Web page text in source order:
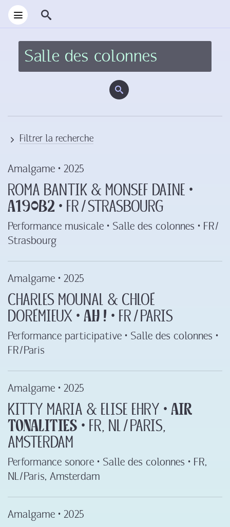
Filtrer la recherche
Amalgame •2025
Roma Bantik & Monsef Daine ‍•‍
A190B2 ‍•‍ FR ‍/‍ Strasbourg
Performance musicale • Salle des colonnes • FR ‍/‍
Strasbourg
Amalgame •2025
Charles Mounal & Chloé
Dorémieux ‍•‍ AH ‍! ‍•‍ FR ‍/‍ Paris
Performance participative • Salle des colonnes •
FR ‍/‍ Paris
Amalgame •2025
Kitty Maria & Elise Ehry ‍•‍ Air
Tonalities ‍•‍ FR, NL ‍/‍ Paris,
Amsterdam
Performance sonore • Salle des colonnes • FR,
NL ‍/‍ Paris, Amsterdam
Amalgame •2025